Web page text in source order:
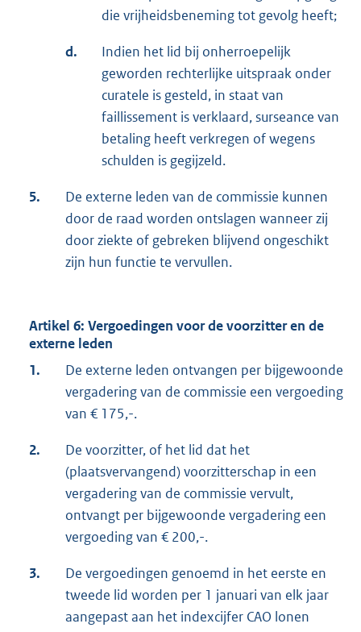
die vrijheidsbeneming tot gevolg heeft;
d.
Indien het lid bij onherroepelijk
geworden rechterlijke uitspraak onder
curatele is gesteld, in staat van
faillissement is verklaard, surseance van
betaling heeft verkregen of wegens
schulden is gegijzeld.
5.
De externe leden van de commissie kunnen
door de raad worden ontslagen wanneer zij
door ziekte of gebreken blijvend ongeschikt
zijn hun functie te vervullen.
Artikel 6: Vergoedingen voor de voorzitter en de
externe leden
1.
De externe leden ontvangen per bijgewoonde
vergadering van de commissie een vergoeding
van € 175,-.
2.
De voorzitter, of het lid dat het
(plaatsvervangend) voorzitterschap in een
vergadering van de commissie vervult,
ontvangt per bijgewoonde vergadering een
vergoeding van € 200,-.
3.
De vergoedingen genoemd in het eerste en
tweede lid worden per 1 januari van elk jaar
aangepast aan het indexcijfer CAO lonen